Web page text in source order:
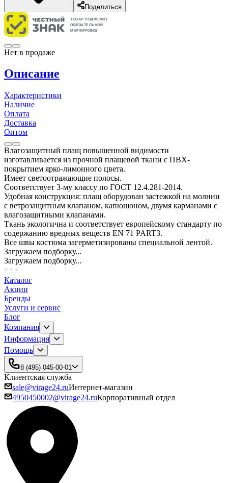
Поделиться
ТОВАР ПОДЛЕЖИТ
ОБЯЗАТЕЛЬНОЙ
МАРКИРОВКЕ
Нет в продаже
Описание
Характеристики
Наличие
Оплата
Доставка
Оптом
Влагозащитный плащ повышенной видимости
изготавливается из прочной плащевой ткани с ПВХ-
покрытием ярко-лимонного цвета.
Имеет светоотражающие полосы.
Соответствует 3-му классу по ГОСТ 12.4.281-2014.
Удобная конструкция: плащ оборудован застежкой на молнии
с ветрозащитным клапаном, капюшоном, двумя карманами с
влагозащитными клапанами.
Ткань экологична и соответствует европейскому стандарту по
содержанию вредных веществ EN 71 PART3.
Все швы костюма загерметизированы специальной лентой.
Загружаем подборку...
Загружаем подборку...
Каталог
Акции
Бренды
Услуги и сервис
Блог
Компания
Информация
Помощь
8 (495) 045-00-01
Клиентская служба
sale@virage24.ruИнтернет-магазин
4950450002@virage24.ruКорпоративный отдел